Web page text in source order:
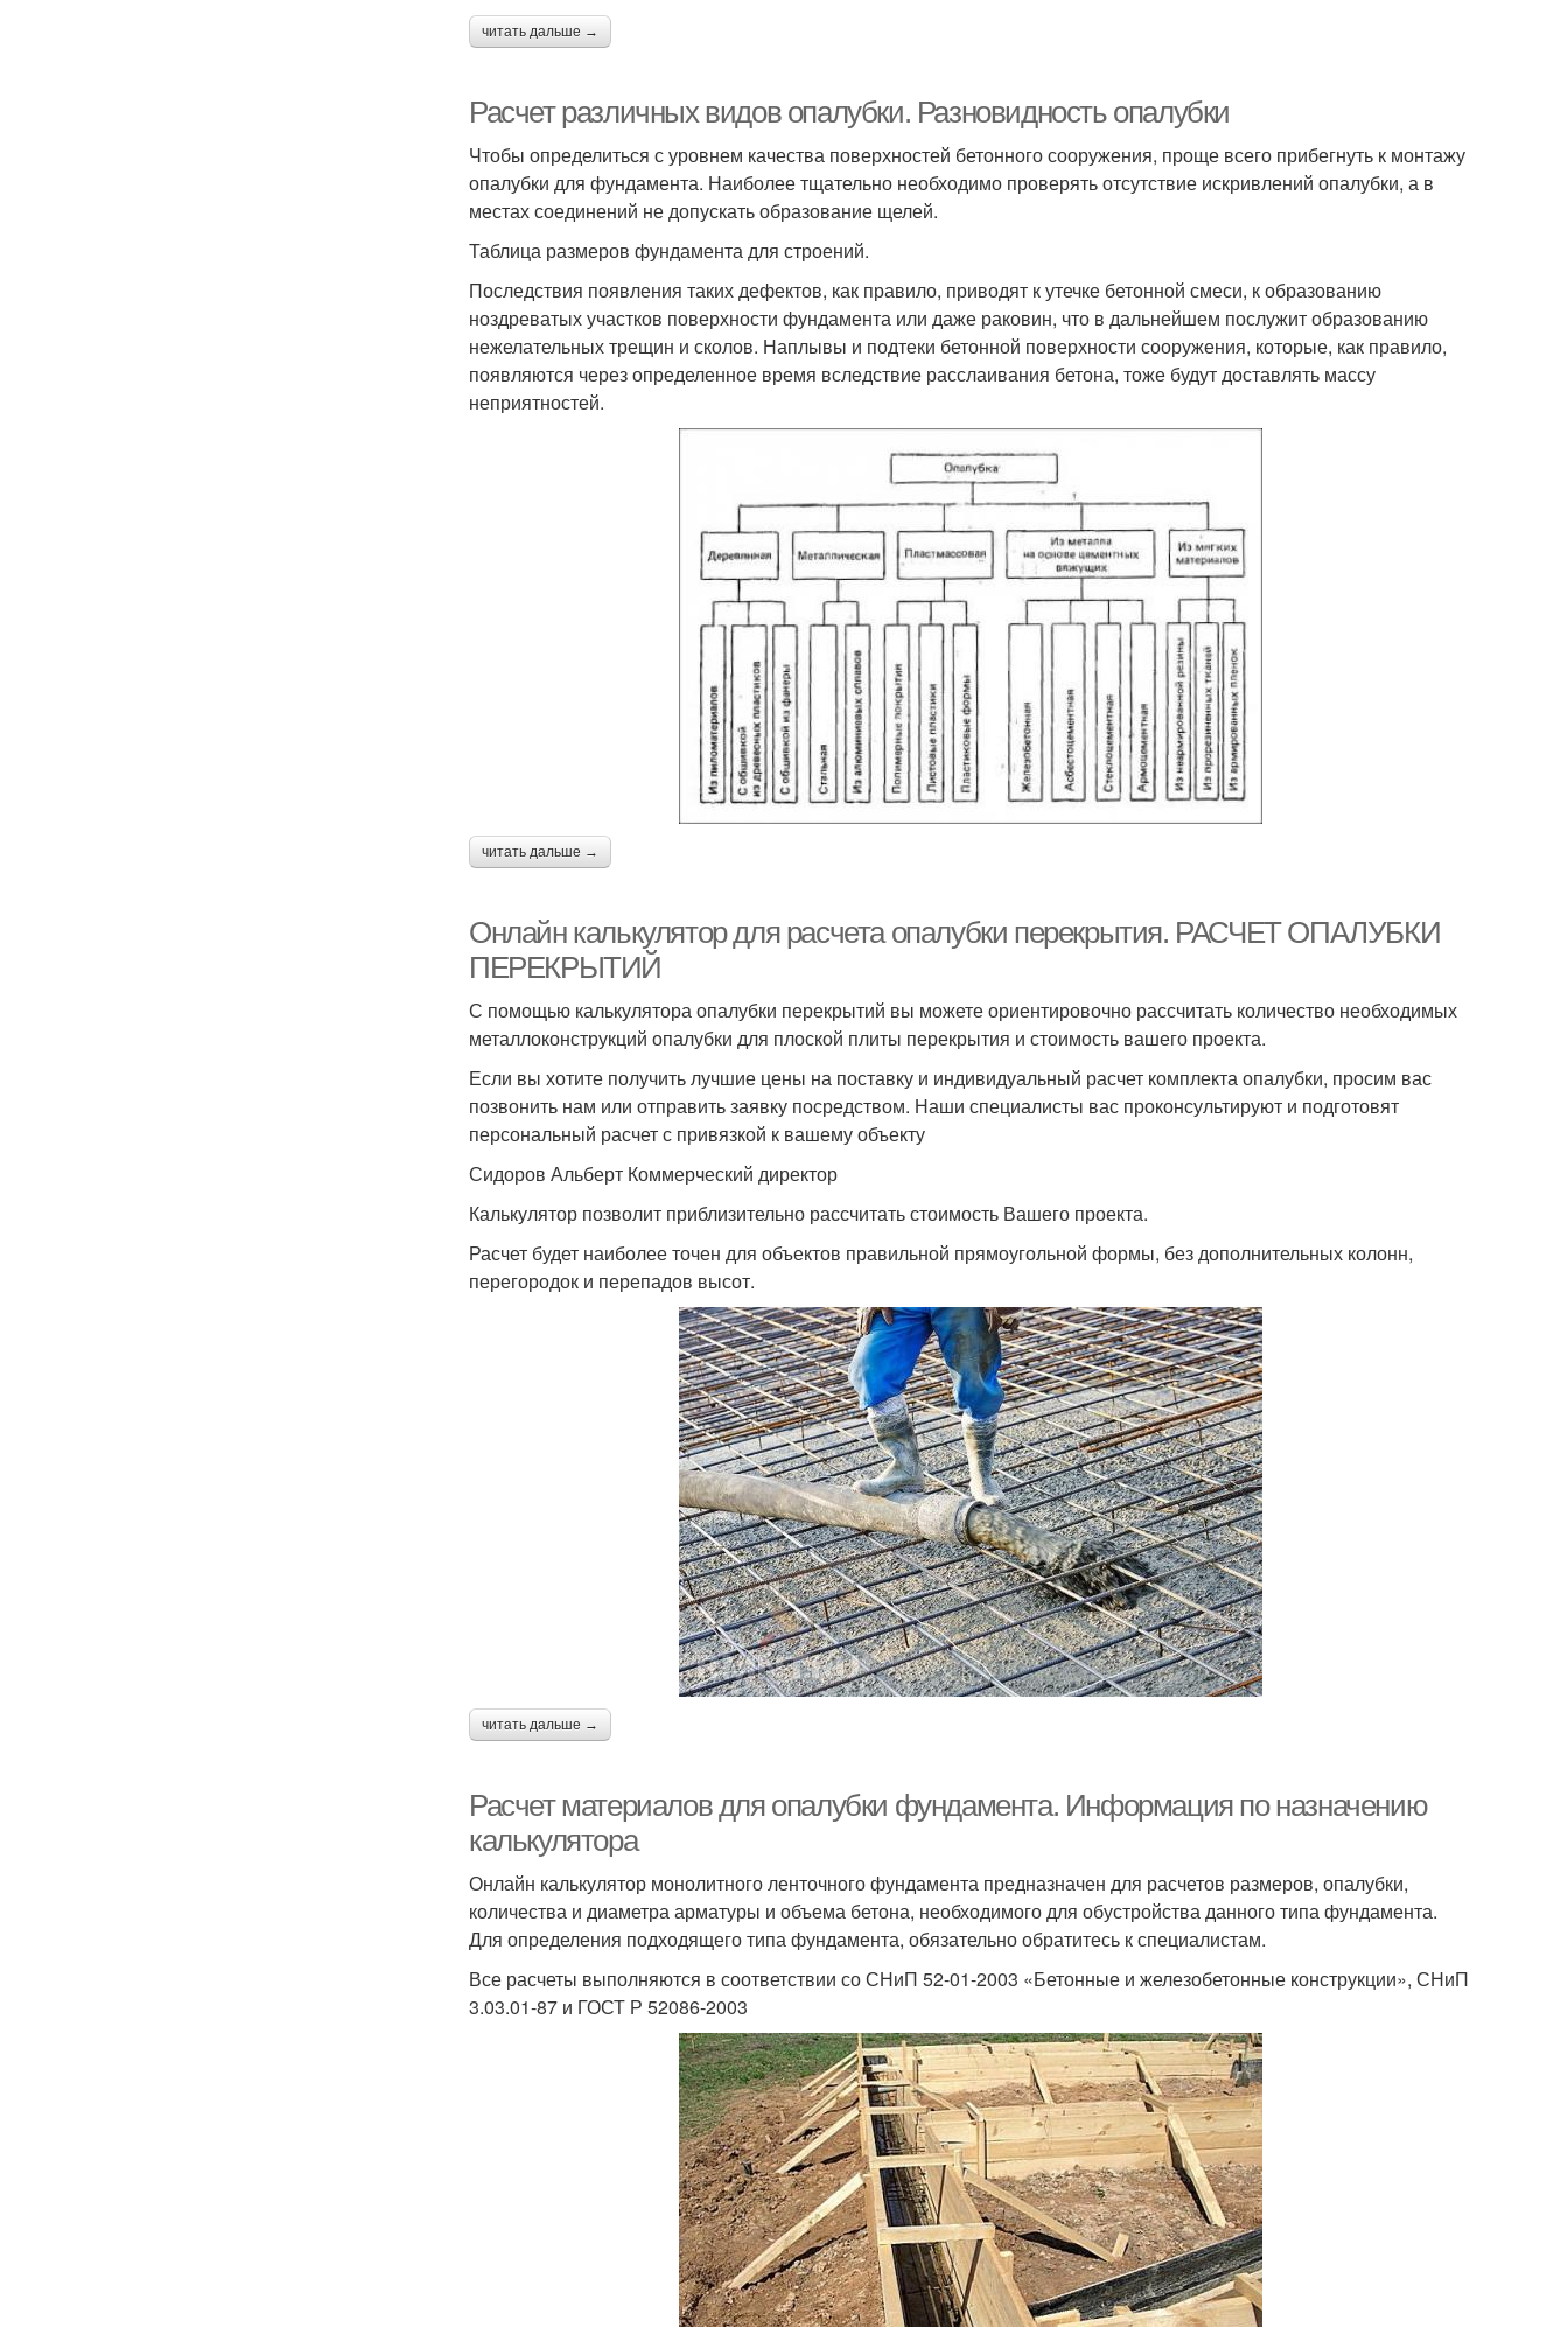
читать дальше →
Расчет различных видов опалубки. Разновидность опалубки
Чтобы определиться с уровнем качества поверхностей бетонного сооружения, проще всего прибегнуть к монтажу
опалубки для фундамента. Наиболее тщательно необходимо проверять отсутствие искривлений опалубки, а в
местах соединений не допускать образование щелей.
Таблица размеров фундамента для строений.
Последствия появления таких дефектов, как правило, приводят к утечке бетонной смеси, к образованию
ноздреватых участков поверхности фундамента или даже раковин, что в дальнейшем послужит образованию
нежелательных трещин и сколов. Наплывы и подтеки бетонной поверхности сооружения, которые, как правило,
появляются через определенное время вследствие расслаивания бетона, тоже будут доставлять массу
неприятностей.
читать дальше →
Онлайн калькулятор для расчета опалубки перекрытия. РАСЧЕТ ОПАЛУБКИ
ПЕРЕКРЫТИЙ
С помощью калькулятора опалубки перекрытий вы можете ориентировочно рассчитать количество необходимых
металлоконструкций опалубки для плоской плиты перекрытия и стоимость вашего проекта.
Если вы хотите получить лучшие цены на поставку и индивидуальный расчет комплекта опалубки, просим вас
позвонить нам или отправить заявку посредством. Наши специалисты вас проконсультируют и подготовят
персональный расчет с привязкой к вашему объекту
Сидоров Альберт Коммерческий директор
Калькулятор позволит приблизительно рассчитать стоимость Вашего проекта.
Расчет будет наиболее точен для объектов правильной прямоугольной формы, без дополнительных колонн,
перегородок и перепадов высот.
читать дальше →
Расчет материалов для опалубки фундамента. Информация по назначению
калькулятора
Онлайн калькулятор монолитного ленточного фундамента предназначен для расчетов размеров, опалубки,
количества и диаметра арматуры и объема бетона, необходимого для обустройства данного типа фундамента.
Для определения подходящего типа фундамента, обязательно обратитесь к специалистам.
Все расчеты выполняются в соответствии со СНиП 52-01-2003 «Бетонные и железобетонные конструкции», СНиП
3.03.01-87 и ГОСТ Р 52086-2003